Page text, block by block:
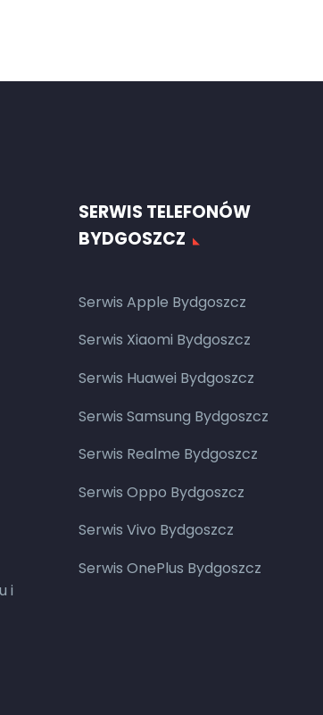
i
SERWIS TELEFONÓW
BYDGOSZCZ
Serwis Apple Bydgoszcz
Serwis Xiaomi Bydgoszcz
Serwis Huawei Bydgoszcz
Serwis Samsung Bydgoszcz
Serwis Realme Bydgoszcz
Serwis Oppo Bydgoszcz
Serwis Vivo Bydgoszcz
Serwis OnePlus Bydgoszcz